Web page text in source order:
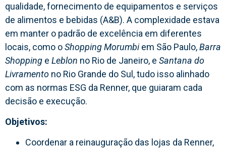
qualidade, fornecimento de equipamentos e serviços
de alimentos e bebidas (A&B). A complexidade estava
em manter o padrão de excelência em diferentes
locais, como oShopping Morumbiem São Paulo,Barra
Shopping e Leblon no Rio de Janeiro, e Santana do
Livramento no Rio Grande do Sul, tudo isso alinhado
com as normas ESG da Renner, que guiaram cada
decisão e execução.
Objetivos:
Coordenar a reinauguração das lojas da Renner,